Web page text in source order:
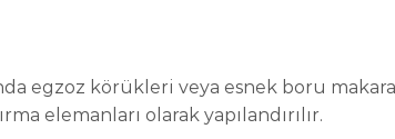
egzoz körükleri veya esnek boru
elemanları olarak yapılandırılır.